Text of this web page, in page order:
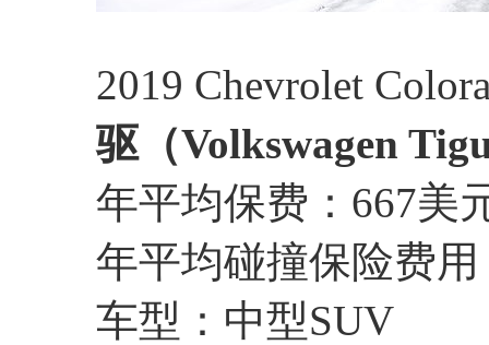
2019 Chevrolet
驱（Volkswagen
年平均保费：667美
年平均碰撞保险费用
车型：中型SUV